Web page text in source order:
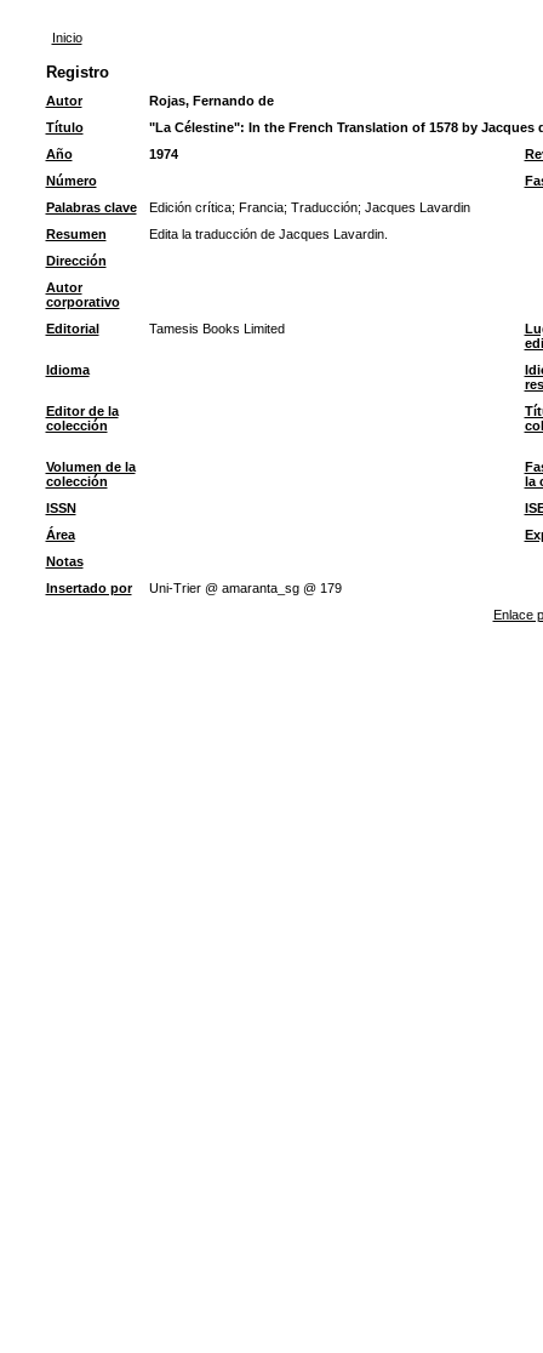
Inicio
Registro
Autor
Rojas, Fernando de
Título
"La Célestine": In the French Translation of 1578 by Jacques
Año
1974
Número
Palabras clave
Edición crítica; Francia; Traducción; Jacques Lavardin
Resumen
Edita la traducción de Jacques Lavardin.
Dirección
Autor
corporativo
Editorial
Tamesis Books Limited
Idioma
Editor de la
colección
Volumen de la
colección
la
ISSN
Área
Notas
Insertado por
Uni-Trier @ amaranta_sg @ 179
Enlace